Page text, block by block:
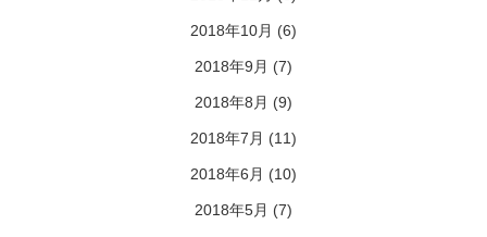
2018年10月 (6)
2018年9月 (7)
2018年8月 (9)
2018年7月 (11)
2018年6月 (10)
2018年5月 (7)